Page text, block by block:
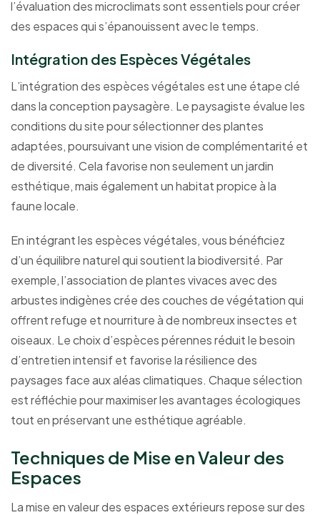
l’évaluation des microclimats sont essentiels pour créer
des espaces qui s’épanouissent avec le temps.
Intégration des Espèces Végétales
L’intégration des espèces végétales est une étape clé
dans la conception paysagère. Le paysagiste évalue les
conditions du site pour sélectionner des plantes
adaptées, poursuivant une vision de complémentarité et
de diversité. Cela favorise non seulement un jardin
esthétique, mais également un habitat propice à la
faune locale.
En intégrant les espèces végétales, vous bénéficiez
d’un équilibre naturel qui soutient la biodiversité. Par
exemple, l’association de plantes vivaces avec des
arbustes indigènes crée des couches de végétation qui
offrent refuge et nourriture à de nombreux insectes et
oiseaux. Le choix d’espèces pérennes réduit le besoin
d’entretien intensif et favorise la résilience des
paysages face aux aléas climatiques. Chaque sélection
est réfléchie pour maximiser les avantages écologiques
tout en préservant une esthétique agréable.
Techniques de Mise en Valeur des
Espaces
La mise en valeur des espaces extérieurs repose sur des